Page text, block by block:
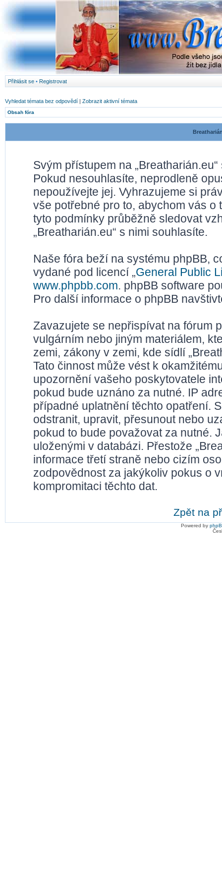
Přihlásit se • Registrovat
Vyhledat témata bez odpovědí | Zobrazit aktivní témata
Obsah fóra
Svým přístupem na
Pokud nesouhlasíte, neprodleně
nepoužívejte jej. Vyhrazujeme si
vše potřebné pro to, abychom vás o
tyto podmínky průběžně sledovat
„Breatharián.eu“ s nimi souhlasíte.
Naše fóra beží na systému phpBB,
vydané pod licencí „General Public
www.phpbb.com. phpBB software
Pro další informace o phpBB
Zavazujete se nepřispívat na fórum
vulgárním nebo jiným materiálem,
zemi, zákony v zemi, kde sídlí
Tato činnost může vést k
upozornění vašeho poskytovatele
pokud bude uznáno za nutné. IP
případné uplatnění těchto opatření.
odstranit, upravit, přesunout nebo
pokud to bude považovat za nutné.
uloženými v databázi. Přestože
informace třetí straně nebo cizím
zodpovědnost za jakýkoliv pokus o
kompromitaci těchto dat.
Zpět na
Powered by